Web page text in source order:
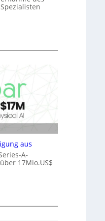
aus
A-
17Mio.US$